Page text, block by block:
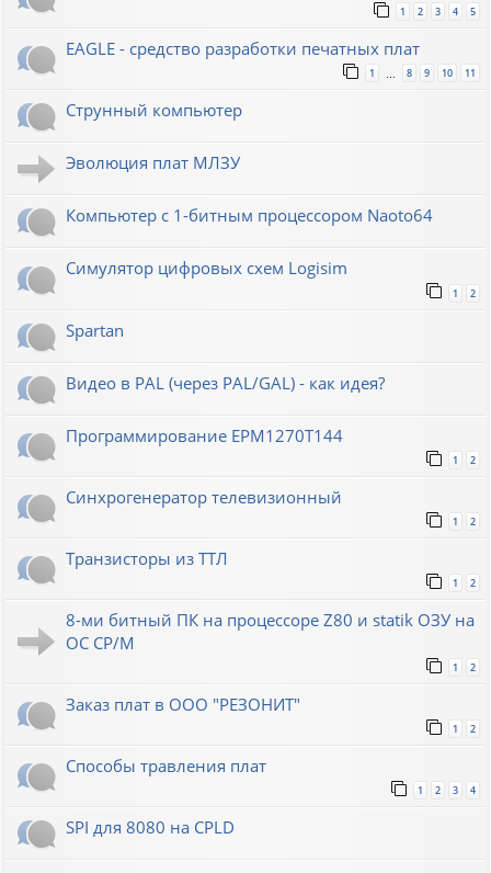
1 2 3 4 5
EAGLE - средство разработки печатных плат
1 … 8 9 10 11
Струнный компьютер
Эволюция плат МЛЗУ
Компьютер с 1-битным процессором Naoto64
Симулятор цифровых схем Logisim
1 2
Spartan
Видео в PAL (через PAL/GAL) - как идея?
Программирование EPM1270T144
1 2
Синхрогенератор телевизионный
1 2
Транзисторы из ТТЛ
1 2
8-ми битный ПК на процессоре Z80 и statik ОЗУ на
ОС СР/М
1 2
Заказ плат в ООО "РЕЗОНИТ"
1 2
Способы травления плат
1 2 3 4
SPI для 8080 на CPLD